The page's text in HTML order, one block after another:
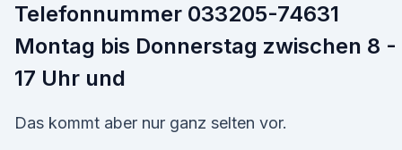
Telefonnummer 033205-74631
Montag bis Donnerstag zwischen 8 -
17 Uhr und
Das kommt aber nur ganz selten vor.